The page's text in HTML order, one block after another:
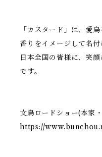
「カスタード」は、愛
香りをイメージして名
日本全国の皆様に、笑
です。
文鳥ロードショー(本家
https://